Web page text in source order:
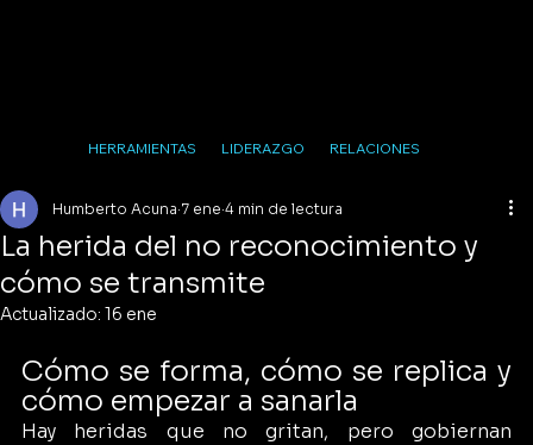
HERRAMIENTAS LIDERAZGO RELACIONES
La herida del no reconocimiento y
cómo se transmite
Humberto Acuna 7 ene 4 min de lectura
Actualizado: 16 ene
Cómo se forma, cómo se replica y
cómo empezar a sanarla
Hay heridas que no gritan, pero gobiernan